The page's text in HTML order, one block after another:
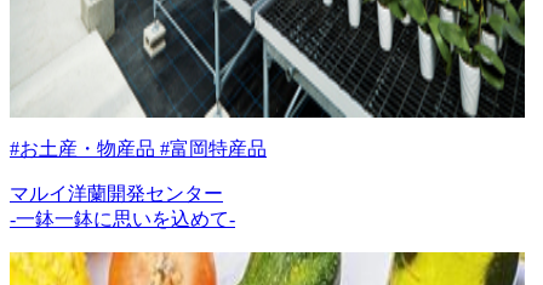
#お土産・物産品 #富岡特産品
マルイ洋蘭開発センター
-一鉢一鉢に思いを込めて-